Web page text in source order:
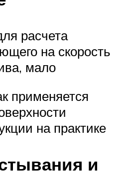
расчета
на скорость
мало
применяется
на практике
и